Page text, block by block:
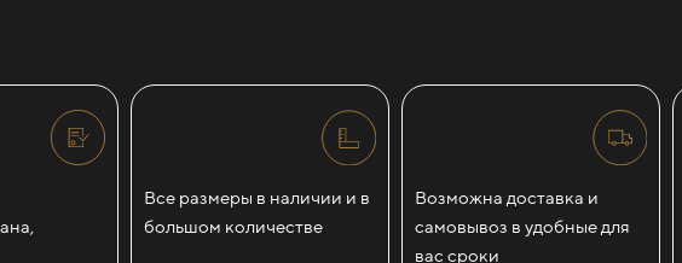
Все размеры в наличии и в
большом количестве
Возможна доставка и
самовывоз в удобные для
вас сроки